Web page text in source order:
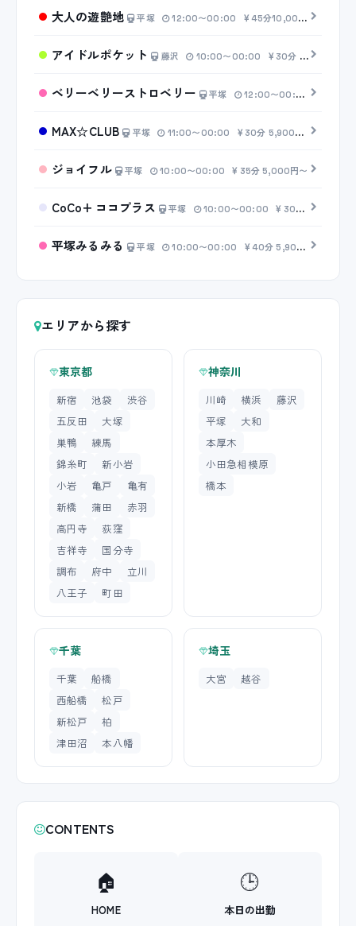
大人の遊艶地 平塚 12:00〜00:00 45分10,000円〜
アイドルポケット 藤沢 10:00〜00:00 30分 6,500円〜
ベリーベリーストロベリー 平塚 12:00〜00:00
MAX☆CLUB 平塚 11:00〜00:00 30分 5,900円〜
ジョイフル 平塚 10:00〜00:00 35分 5,000円〜
CoCo+ ココプラス 平塚 10:00〜00:00 30分 5,000円〜
平塚みるみる 平塚 10:00〜00:00 40分 5,900円〜
エリアから探す
東京都
新宿 池袋
渋谷
五反田
大塚
巣鴨
練馬
錦糸町
新小岩
小岩
亀戸
亀有
新橋
蒲田
赤羽
高円寺
荻窪
吉祥寺
国分寺
調布
府中
立川
八王子
町田
神奈川
川崎 横浜
藤沢
平塚
大和
本厚木
小田急相模原
橋本
千葉
千葉
船橋
西船橋
松戸
新松戸
柏
津田沼
本八幡
埼玉
大宮 越谷
CONTENTS
🏠
HOME
🕒
本日の出勤